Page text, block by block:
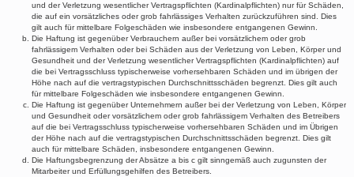
und der Verletzung wesentlicher Vertragspflichten (Kardinalpflichten) nur für Schäden,
die auf ein vorsätzliches oder grob fahrlässiges Verhalten zurückzuführen sind. Dies
gilt auch für mittelbare Folgeschäden wie insbesondere entgangenen Gewinn.
Die Haftung ist gegenüber Verbrauchern außer bei vorsätzlichem oder grob
fahrlässigem Verhalten oder bei Schäden aus der Verletzung von Leben, Körper und
Gesundheit und der Verletzung wesentlicher Vertragspflichten (Kardinalpflichten) auf
die bei Vertragsschluss typischerweise vorhersehbaren Schäden und im übrigen der
Höhe nach auf die vertragstypischen Durchschnittsschäden begrenzt. Dies gilt auch
für mittelbare Folgeschäden wie insbesondere entgangenen Gewinn.
Die Haftung ist gegenüber Unternehmern außer bei der Verletzung von Leben, Körper
und Gesundheit oder vorsätzlichem oder grob fahrlässigem Verhalten des Betreibers
auf die bei Vertragsschluss typischerweise vorhersehbaren Schäden und im Übrigen
der Höhe nach auf die vertragstypischen Durchschnittsschäden begrenzt. Dies gilt
auch für mittelbare Schäden, insbesondere entgangenen Gewinn.
Die Haftungsbegrenzung der Absätze a bis c gilt sinngemäß auch zugunsten der
Mitarbeiter und Erfüllungsgehilfen des Betreibers.